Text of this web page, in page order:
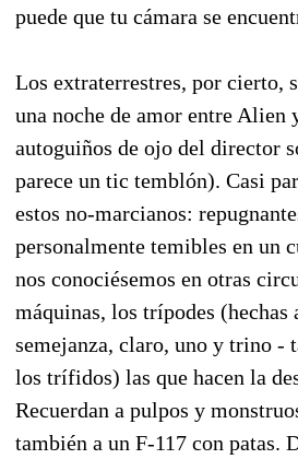
puede que tu cámara se
Los extraterrestres, por cierto,
una noche de amor entre Alien
autoguiños de ojo del director
parece un tic temblón). Casi
estos no-marcianos:
personalmente temibles en un
nos conociésemos en otras
máquinas, los trípodes (hechas
semejanza, claro, uno y trino -
los trífidos) las que hacen la
Recuerdan a pulpos y
también a un F-117 con patas.